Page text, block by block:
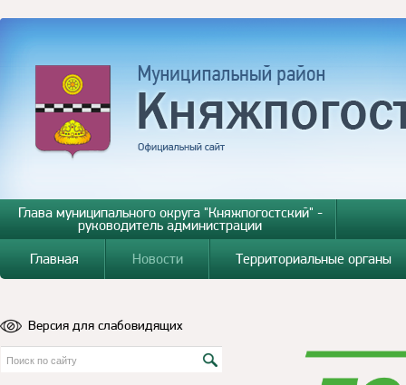
Глава муниципального округа "Княжпогостский" -
руководитель администрации
Главная
Новости Территориальные органы
Версия для слабовидящих